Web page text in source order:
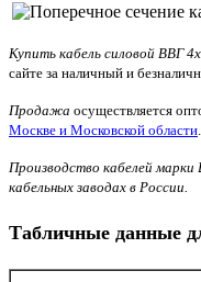
Купить кабель силовой ВВГ
сайте за наличный и
Продажа осуществляется
Москве и Московской области.
Производство кабелей марки
кабельных заводах в России.
Табличные данные